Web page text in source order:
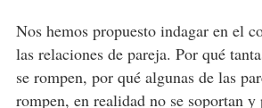
Nos hemos propuesto indagar en el
las relaciones de pareja. Por qué
se rompen, por qué algunas de las
rompen, en realidad no se soportan y